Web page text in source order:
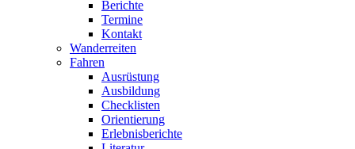
Berichte
Termine
Kontakt
Wanderreiten
Fahren
Ausrüstung
Ausbildung
Checklisten
Orientierung
Erlebnisberichte